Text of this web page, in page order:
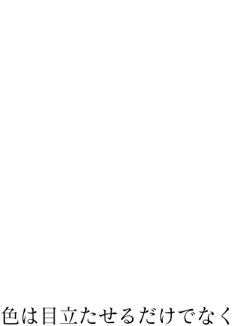
色は目立たせるだけでな